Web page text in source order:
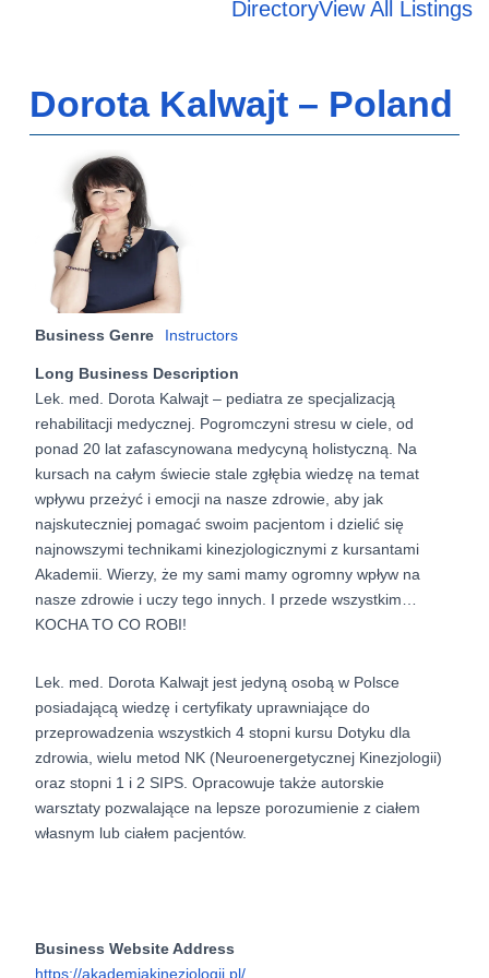
DirectoryView All Listings
Dorota Kalwajt – Poland
Business Genre Instructors
Long Business Description
Lek. med. Dorota Kalwajt – pediatra ze specjalizacją
rehabilitacji medycznej. Pogromczyni stresu w ciele, od
ponad 20 lat zafascynowana medycyną holistyczną. Na
kursach na całym świecie stale zgłębia wiedzę na temat
wpływu przeżyć i emocji na nasze zdrowie, aby jak
najskuteczniej pomagać swoim pacjentom i dzielić się
najnowszymi technikami kinezjologicznymi z kursantami
Akademii. Wierzy, że my sami mamy ogromny wpływ na
nasze zdrowie i uczy tego innych. I przede wszystkim…
KOCHA TO CO ROBI!
Lek. med. Dorota Kalwajt jest jedyną osobą w Polsce
posiadającą wiedzę i certyfikaty uprawniające do
przeprowadzenia wszystkich 4 stopni kursu Dotyku dla
zdrowia, wielu metod NK (Neuroenergetycznej Kinezjologii)
oraz stopni 1 i 2 SIPS. Opracowuje także autorskie
warsztaty pozwalające na lepsze porozumienie z ciałem
własnym lub ciałem pacjentów.
Business Website Address
https://akademiakinezjologii.pl/